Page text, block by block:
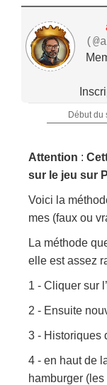
Début du
Attention :
sur le jeu sur
Voici la
mes (faux ou
La méthode
elle est assez
1 - Cliquer sur
2 - Ensuite
3 - Historiques
4 - en haut de
hamburger